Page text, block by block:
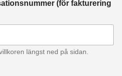
(för fakturering
längst ned på sidan.